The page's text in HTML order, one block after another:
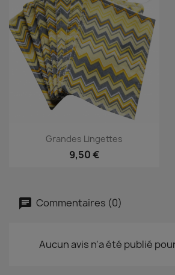
Grandes Lingettes
9,50 €
Commentaires (0)
Aucun avis n'a été publié